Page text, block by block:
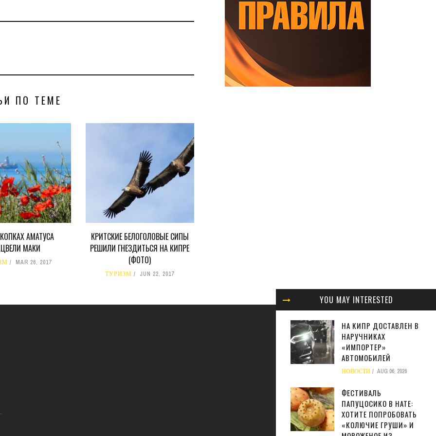
ПО ТЕМЕ
АМАТУСА
МАКИ
MAR 26, 2017
КРИТСКИЕ БЕЛОГОЛОВЫЕ СИПЫ
РЕШИЛИ ГНЕЗДИТЬСЯ НА КИПРЕ
(ФОТО)
ТУРИЗМ JUN 22, 2017
YOU MAY INTERESTED
НА КИПР ДОСТАВЛЕН В
НАРУЧНИКАХ
«ИМПОРТЕР»
АВТОМОБИЛЕЙ
НОВОСТИ AUG 06, 2026
ФЕСТИВАЛЬ
ПАПУЦОСИКО В НАТЕ:
ХОТИТЕ ПОПРОБОВАТЬ
«КОЛЮЧИЕ ГРУШИ» И